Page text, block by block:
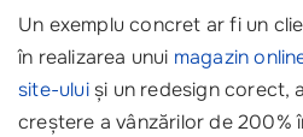
Un exemplu concret ar fi un
în realizarea unui magazin
site-uluiși un redesign corect,
creștere a vânzărilor de 200%